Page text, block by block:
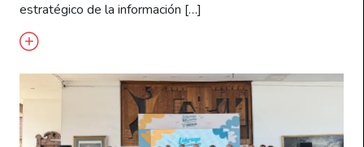
estratégico de la información […]